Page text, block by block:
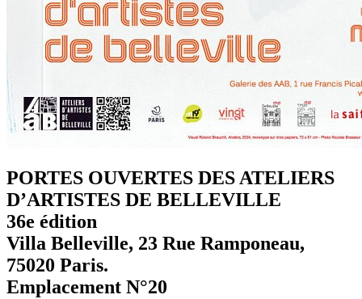
PORTES OUVERTES DES ATELIERS
D’ARTISTES DE BELLEVILLE
36e édition
Villa Belleville, 23 Rue Ramponeau,
75020 Paris.
Emplacement N°20